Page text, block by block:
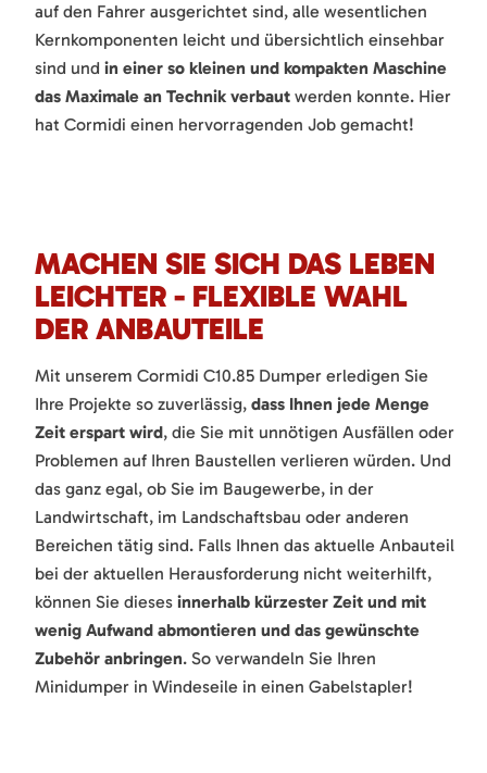
auf den Fahrer ausgerichtet sind, alle wesentlichen
Kernkomponenten leicht und übersichtlich einsehbar
sind und in einer so kleinen und kompakten Maschine
das Maximale an Technik verbaut werden konnte. Hier
hat Cormidi einen hervorragenden Job gemacht!
MACHEN SIE SICH DAS LEBEN
LEICHTER - FLEXIBLE WAHL
DER ANBAUTEILE
Mit unserem Cormidi C10.85 Dumper erledigen Sie
Ihre Projekte so zuverlässig, dass Ihnen jede Menge
Zeit erspart wird, die Sie mit unnötigen Ausfällen oder
Problemen auf Ihren Baustellen verlieren würden. Und
das ganz egal, ob Sie im Baugewerbe, in der
Landwirtschaft, im Landschaftsbau oder anderen
Bereichen tätig sind. Falls Ihnen das aktuelle Anbauteil
bei der aktuellen Herausforderung nicht weiterhilft,
können Sie dieses innerhalb kürzester Zeit und mit
wenig Aufwand abmontieren und das gewünschte
Zubehör anbringen. So verwandeln Sie Ihren
Minidumper in Windeseile in einen Gabelstapler!